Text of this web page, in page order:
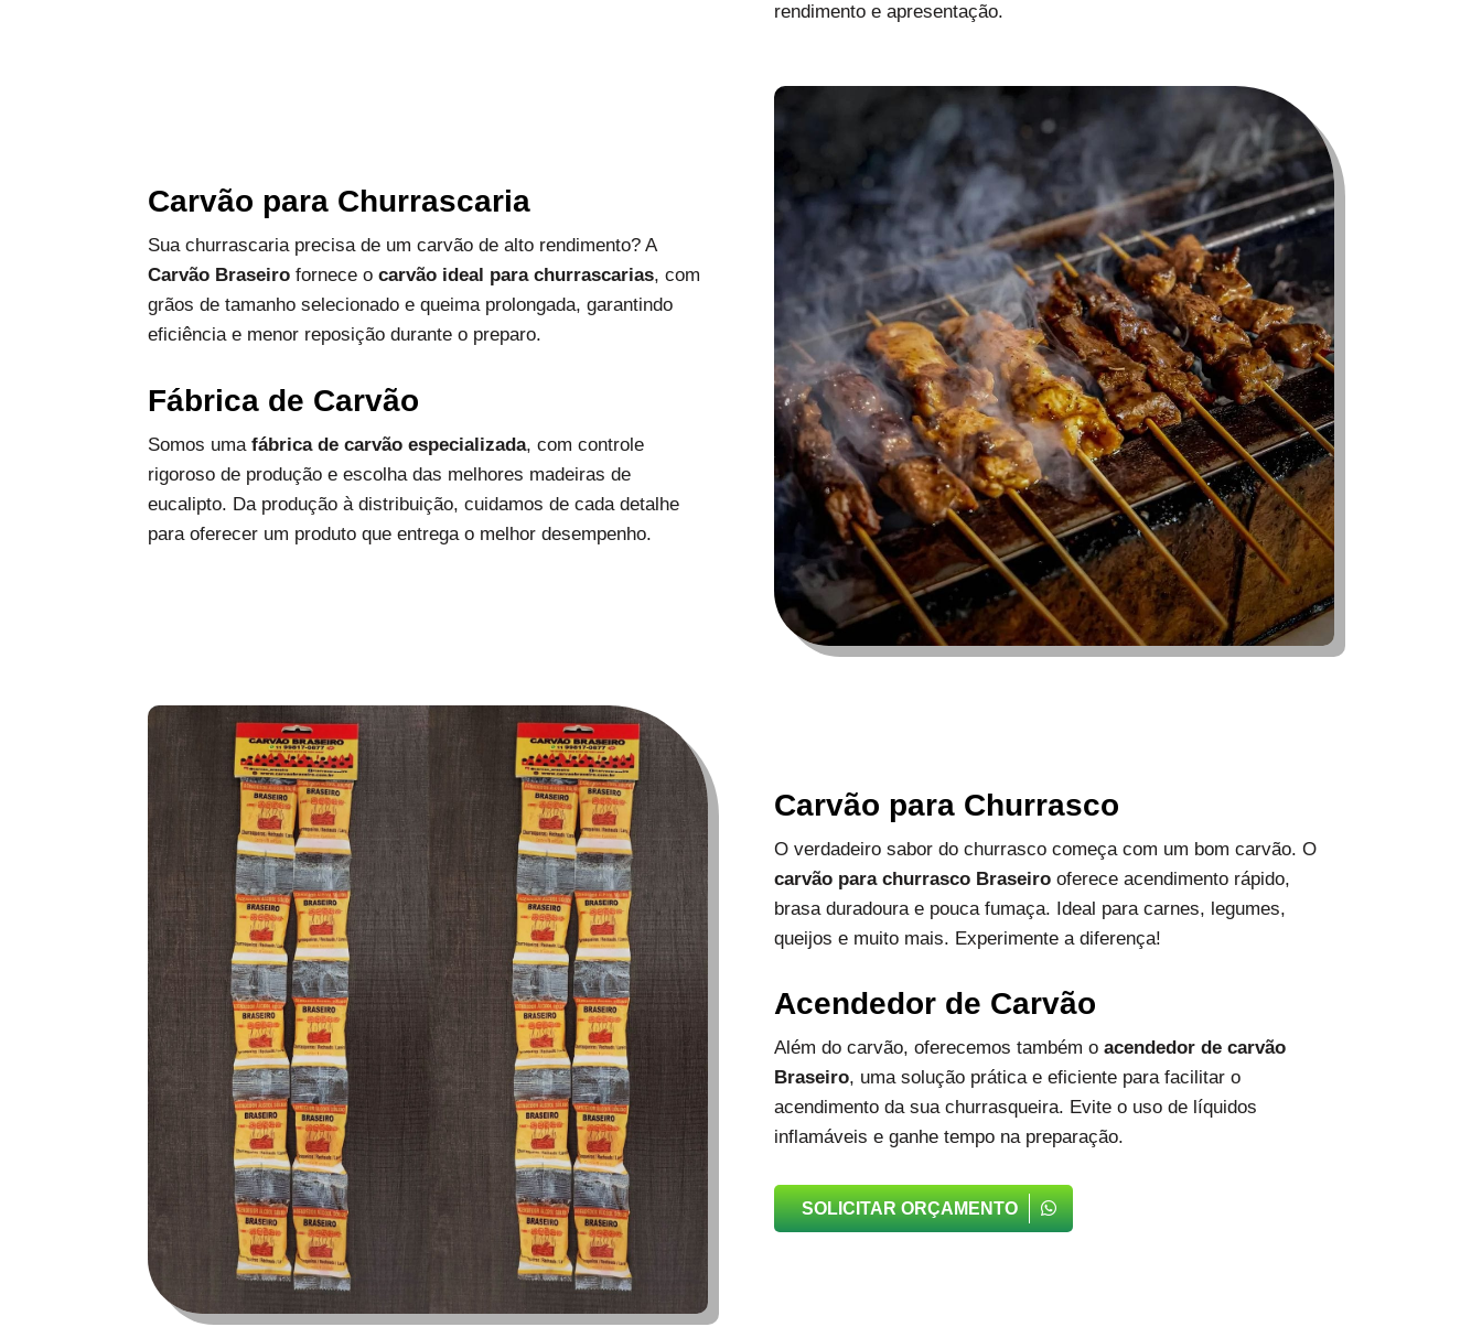
rendimento e apresentação.
Carvão para Churrascaria
Sua churrascaria precisa de um carvão de alto rendimento? A
Carvão Braseiro fornece ocarvão ideal para churrascarias, com
grãos de tamanho selecionado e queima prolongada, garantindo
eficiência e menor reposição durante o preparo.
Fábrica de Carvão
Somos umafábrica de carvão especializada, com controle
rigoroso de produção e escolha das melhores madeiras de
eucalipto. Da produção à distribuição, cuidamos de cada detalhe
para oferecer um produto que entrega o melhor desempenho.
Carvão para Churrasco
O verdadeiro sabor do churrasco começa com um bom carvão. O
carvão para churrasco Braseirooferece acendimento rápido,
brasa duradoura e pouca fumaça. Ideal para carnes, legumes,
queijos e muito mais. Experimente a diferença!
Acendedor de Carvão
Além do carvão, oferecemos também o acendedor de carvão
Braseiro, uma solução prática e eficiente para facilitar o
acendimento da sua churrasqueira. Evite o uso de líquidos
inflamáveis e ganhe tempo na preparação.
SOLICITAR ORÇAMENTO